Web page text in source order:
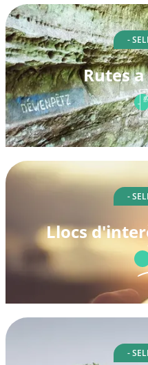
-
Rutes
-
Llocs
-